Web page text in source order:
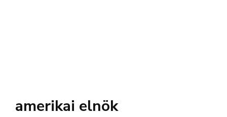
amerikai elnök